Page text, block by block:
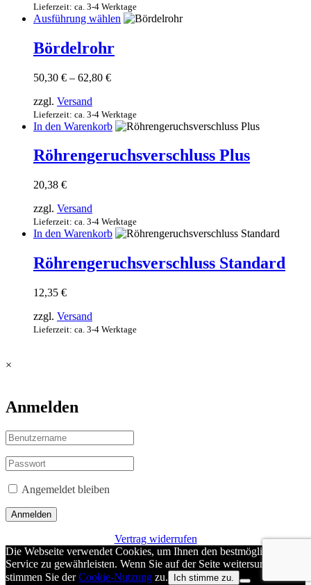
können
auf
Lieferzeit: ca. 3-4 Werktage
Ausführung wählen Dieses
können
auf
Produktseite
Bördelrohr
50,30 € – 62,80 €Preisspanne:
62,80 €
zzgl. Versand
Lieferzeit: ca. 3-4 Werktage
In den Warenkorb
Röhrengeruchsverschluss Plus
20,38 €
zzgl. Versand
Lieferzeit: ca. 3-4 Werktage
In den Warenkorb
Röhrengeruchsverschluss Standard
12,35 €
zzgl. Versand
Lieferzeit: ca. 3-4 Werktage
×
Anmelden
Angemeldet bleiben
Anmelden
Vertrag widerrufen
Die Webseite verwendet Cookies, um Ihnen den bestmöglichen
Service zu gewährleisten. Wenn Sie auf der Seite weitersurfen
stimmen Sie derCookie-Nutzung zu. Ich stimme zu.